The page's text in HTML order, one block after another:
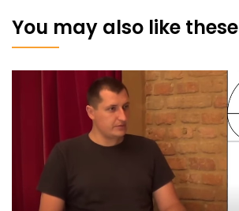
You may also like these